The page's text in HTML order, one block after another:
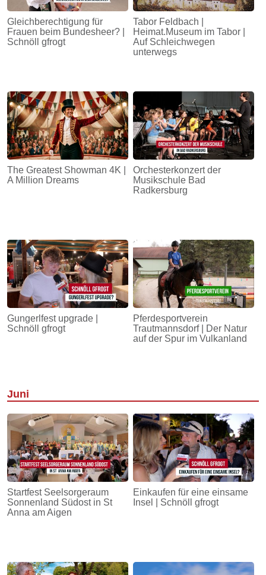
Gleichberechtigung für
Frauen beim Bundesheer? |
Schnöll gfrogt
Tabor Feldbach |
Heimat.Museum im Tabor |
Auf Schleichwegen
unterwegs
The Greatest Showman 4K |
A Million Dreams
Orchesterkonzert der
Musikschule Bad
Radkersburg
Gungerlfest upgrade |
Schnöll gfrogt
Pferdesportverein
Trautmannsdorf | Der Natur
auf der Spur im Vulkanland
Juni
Startfest Seelsorgeraum
Sonnenland Südost in St
Anna am Aigen
Einkaufen für eine einsame
Insel | Schnöll gfrogt